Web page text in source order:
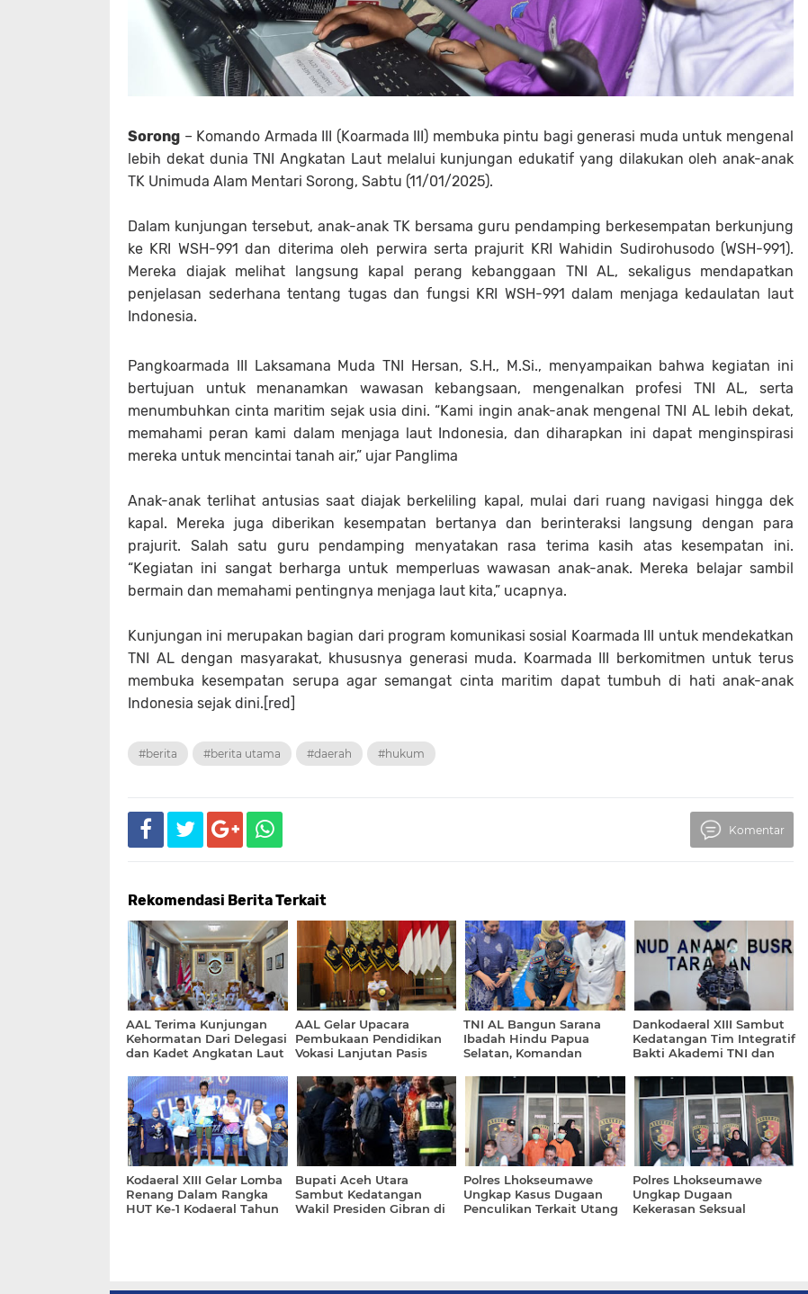
Sorong – Komando Armada III (Koarmada III) membuka pintu bagi generasi muda untuk mengenal
lebih dekat dunia TNI Angkatan Laut melalui kunjungan edukatif yang dilakukan oleh anak-anak
TK Unimuda Alam Mentari Sorong, Sabtu (11/01/2025).
Dalam kunjungan tersebut, anak-anak TK bersama guru pendamping berkesempatan berkunjung
ke KRI WSH-991 dan diterima oleh perwira serta prajurit KRI Wahidin Sudirohusodo (WSH-991).
Mereka diajak melihat langsung kapal perang kebanggaan TNI AL, sekaligus mendapatkan
penjelasan sederhana tentang tugas dan fungsi KRI WSH-991 dalam menjaga kedaulatan laut
Indonesia.
Pangkoarmada III Laksamana Muda TNI Hersan, S.H., M.Si., menyampaikan bahwa kegiatan ini
bertujuan untuk menanamkan wawasan kebangsaan, mengenalkan profesi TNI AL, serta
menumbuhkan cinta maritim sejak usia dini. “Kami ingin anak-anak mengenal TNI AL lebih dekat,
memahami peran kami dalam menjaga laut Indonesia, dan diharapkan ini dapat menginspirasi
mereka untuk mencintai tanah air,” ujar Panglima
Anak-anak terlihat antusias saat diajak berkeliling kapal, mulai dari ruang navigasi hingga dek
kapal. Mereka juga diberikan kesempatan bertanya dan berinteraksi langsung dengan para
prajurit. Salah satu guru pendamping menyatakan rasa terima kasih atas kesempatan ini.
“Kegiatan ini sangat berharga untuk memperluas wawasan anak-anak. Mereka belajar sambil
bermain dan memahami pentingnya menjaga laut kita,” ucapnya.
Kunjungan ini merupakan bagian dari program komunikasi sosial Koarmada III untuk mendekatkan
TNI AL dengan masyarakat, khususnya generasi muda. Koarmada III berkomitmen untuk terus
membuka kesempatan serupa agar semangat cinta maritim dapat tumbuh di hati anak-anak
Indonesia sejak dini.[red]
#berita #berita utama #daerah #hukum
Komentar
Rekomendasi Berita Terkait
AAL Terima Kunjungan
Kehormatan Dari Delegasi
dan Kadet Angkatan Laut
AAL Gelar Upacara
Pembukaan Pendidikan
Vokasi Lanjutan Pasis
TNI AL Bangun Sarana
Ibadah Hindu Papua
Selatan, Komandan
Sanggar Penyawangan
Dharma di Markas
Kodaeral XI
Dankodaeral XIII Sambut
Kedatangan Tim Integratif
Bakti Akademi TNI dan
Kodaeral XIII Gelar Lomba
Renang Dalam Rangka
HUT Ke-1 Kodaeral Tahun
Bupati Aceh Utara
Sambut Kedatangan
Wakil Presiden Gibran di
Polres Lhokseumawe
Ungkap Kasus Dugaan
Penculikan Terkait Utang
Polres Lhokseumawe
Ungkap Dugaan
Kekerasan Seksual